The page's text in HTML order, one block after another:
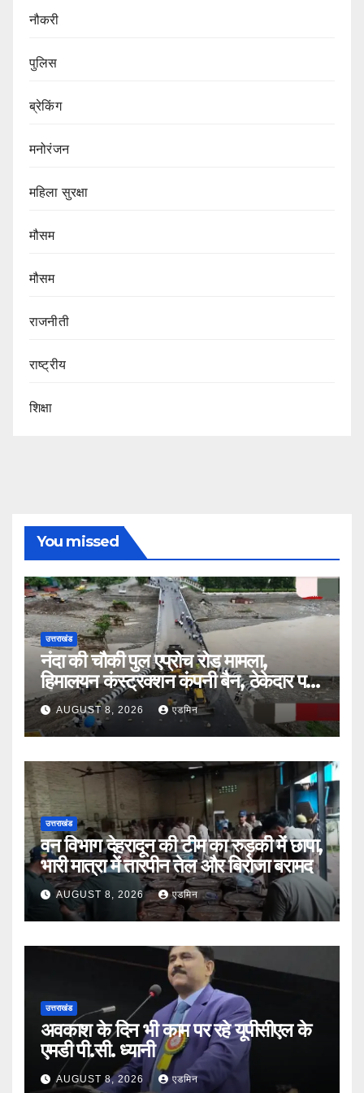
नौकरी
पुलिस
ब्रेकिंग
मनोरंजन
महिला सुरक्षा
मौसम
मौसम
राजनीती
राष्ट्रीय
शिक्षा
You missed
उत्तराखंड
नंदा की चौकी पुल एप्रोच रोड मामला,
हिमालयन कंस्ट्रक्शन कंपनी बैन, ठेकेदार पर
भी एक्शन
AUGUST 8, 2026 एडमिन
उत्तराखंड
वन विभाग देहरादून की टीम का रुड़की में छापा,
भारी मात्रा में तारपीन तेल और बिरोजा बरामद
AUGUST 8, 2026 एडमिन
उत्तराखंड
अवकाश के दिन भी काम पर रहे यूपीसीएल के
एमडी पी.सी. ध्यानी
AUGUST 8, 2026 एडमिन